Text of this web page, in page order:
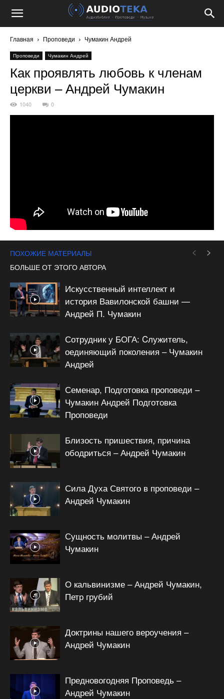
Главная Проповеди Чумакин Андрей
Проповеди Чумакин Андрей
Как проявлять любовь к членам
церкви – Андрей Чумакин
1040 0
ПОХОЖИЕ МАТЕРИАЛЫ
БОЛЬШЕ ОТ ЭТОГО АВТОРА
Искусственный интеллект и
история Вавилонской башни —
Андрей П. Чумакин
Сотрудник у БОГА: Cлужитель,
оединяющий поколения – Чумакин
Андрей
Семенар, Подготовка проповеди –
Чумакин Андрей Подготовка
Проповеди
Близость пришествия, причина
ободриться – Андрей Чумакин
Сила Духа Святого в проповеди –
Андрей Чумакин
Сущность молитвы – Андрей
Чумакин
О кальвинизме – Андрей Чумакин,
Петр грубий
Доктрины нашего вероучения –
Андрей Чумакин
Предновогодняя Проповедь –
Андрей Чумакин